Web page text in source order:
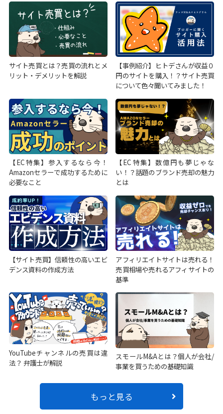
サイト売買とは？売買の流れとメ
リット・デメリットを解説
【事例紹介】ヒトデさんが収益０
円のサイトを購入！？サイト売買
について色々聞いてみました！
【EC特集】参入するなら今！
Amazonセラーで成功するために
必要なこと
【EC特集】数億円も夢じゃな
い！？話題のブランド売却の魅力
とは
【サイト売買】信頼性の高いエビ
デンス資料の作成方法
アフィリエイトサイトは売れる！
売買相場や売れるアフィサイトの
基準
YouTubeチャンネルの売買は違
法？ 弁護士が解説
スモールM&Aとは？個人が会社/
事業を買うための基礎知識
もっと見る